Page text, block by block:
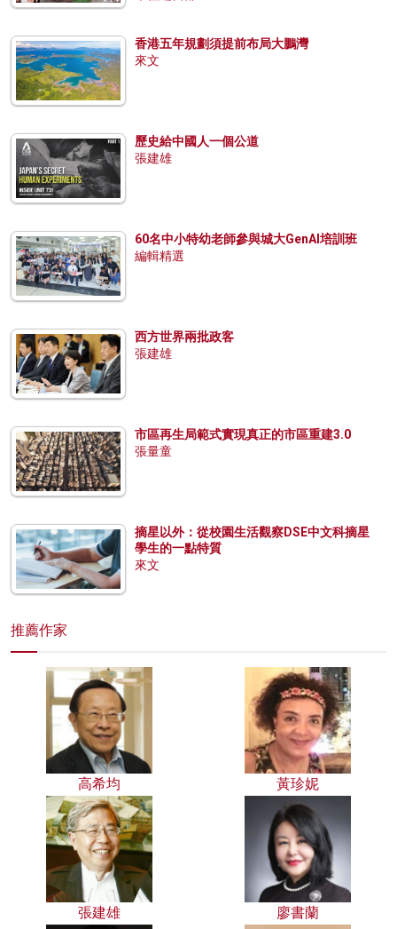
香港五年規劃須提前布局大鵬灣
來文
歷史給中國人一個公道
張建雄
60名中小特幼老師參與城大GenAI培訓班
編輯精選
西方世界兩批政客
張建雄
市區再生局範式實現真正的市區重建3.0
張量童
摘星以外：從校園生活觀察DSE中文科摘星
學生的一點特質
來文
推薦作家
高希均 黃珍妮
張建雄 廖書蘭